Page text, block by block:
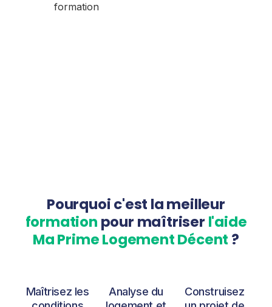
Pourquoi c'est la meilleur
formation pour maîtriser l'aide
Ma Prime Logement Décent ?
Maîtrisez les
Analyse du
Construisez